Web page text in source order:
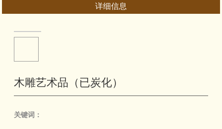
服务指南
详细信息
木雕艺术品（已炭化）
关键词：